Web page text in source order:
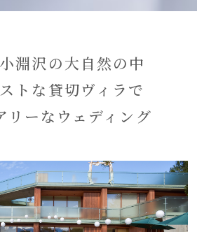
淵沢の大自然の中
トな貸切ヴィラで
リーなウェディング